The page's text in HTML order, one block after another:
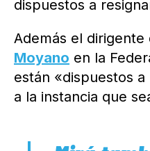
dispuestos a
Además el dirigente
Moyano en la
están «dispuestos
a la instancia que